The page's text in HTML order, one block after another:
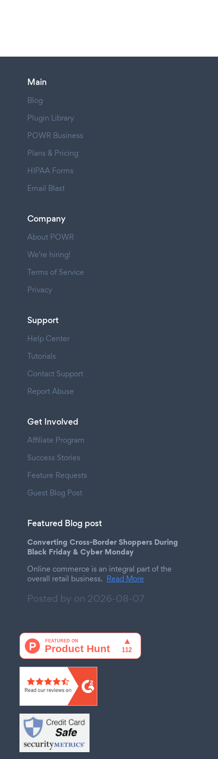
Main
Blog
Plugin Library
POWR Business
Plans & Pricing
HIPAA Forms
Email Blast
Company
About POWR
We're hiring!
Terms of Service
Privacy
Support
Help Center
Tutorials
Contact Support
Report Abuse
Get Involved
Affiliate Program
Success Stories
Feature Requests
Guest Blog Post
Featured Blog post
Converting Cross-Border Shoppers During
Black Friday & Cyber Monday
Online commerce is an integral part of the
overall retail business. Read More
Posted by on 2026-08-07